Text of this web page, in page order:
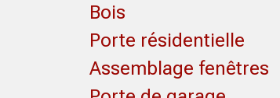
Bois
Porte résidentielle
Assemblage fenêtres